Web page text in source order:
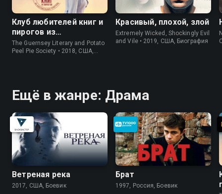
Клуб любителей книг и
пирогов из
картофельных
очистков
The Guernsey Literary and Potato
Peel Pie Society • 2018, США,
Красивый, плохой, злой
Extremely Wicked, Shockingly Evil
and Vile • 2019, США, Биография
Ещё в жанре: Драма
Ветреная река
2017, США, Боевик
Брат
1997, Россия, Боевик